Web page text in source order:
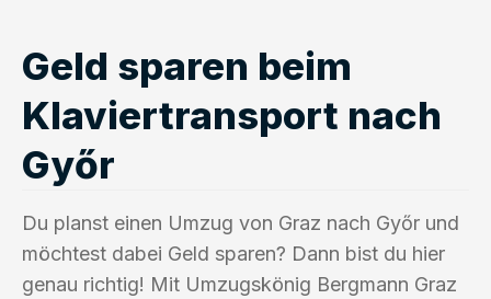
Geld sparen beim
Klaviertransport nach
Győr
Du planst einen Umzug von Graz nach Győr und
möchtest dabei Geld sparen? Dann bist du hier
genau richtig! Mit Umzugskönig Bergmann Graz